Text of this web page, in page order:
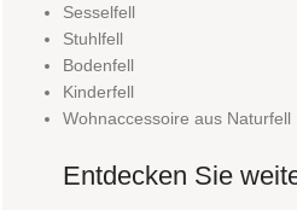
Sesselfell
Stuhlfell
Bodenfell
Kinderfell
Wohnaccessoire aus Naturfell
Entdecken Sie